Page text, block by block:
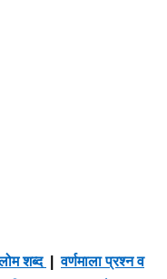
शब्द |वर्णमाला प्रश्न व